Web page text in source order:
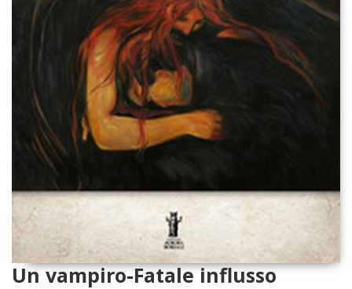
Un vampiro-Fatale influsso